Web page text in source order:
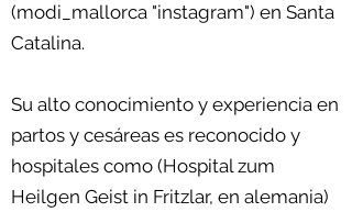
(modi_mallorca "instagram") en Santa
Catalina.
Su alto conocimiento y experiencia en
partos y cesáreas es reconocido y
hospitales como (Hospital zum
Heilgen Geist in Fritzlar, en alemania)